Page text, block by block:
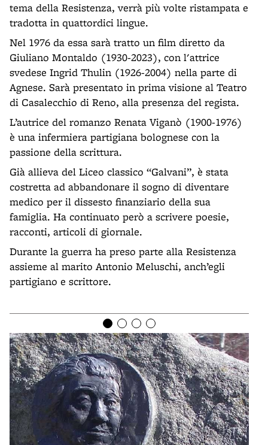
tema della Resistenza, verrà più volte ristampata e
tradotta in quattordici lingue.
Nel 1976 da essa sarà tratto un film diretto da
Giuliano Montaldo (1930-2023), con l'attrice
svedese Ingrid Thulin (1926-2004) nella parte di
Agnese. Sarà presentato in prima visione al Teatro
di Casalecchio di Reno, alla presenza del regista.
L’autrice del romanzo Renata Viganò (1900-1976)
è una infermiera partigiana bolognese con la
passione della scrittura.
Già allieva del Liceo classico “Galvani”, è stata
costretta ad abbandonare il sogno di diventare
medico per il dissesto finanziario della sua
famiglia. Ha continuato però a scrivere poesie,
racconti, articoli di giornale.
Durante la guerra ha preso parte alla Resistenza
assieme al marito Antonio Meluschi, anch’egli
partigiano e scrittore.